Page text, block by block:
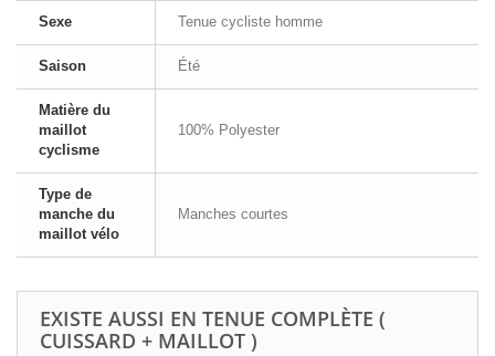
Sexe Tenue cycliste homme
Saison Été
Matière du
maillot
cyclisme
100% Polyester
Type de
manche du
maillot vélo
Manches courtes
EXISTE AUSSI EN TENUE COMPLÈTE (
CUISSARD + MAILLOT )